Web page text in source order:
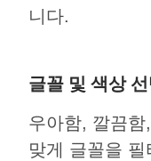
니다.
글꼴 및 색상
우아함, 깔끔함
맞게 글꼴을